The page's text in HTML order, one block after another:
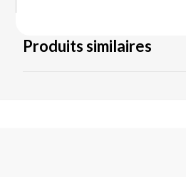
Produits similaires